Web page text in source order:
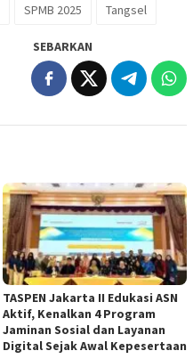
SPMB 2025 Tangsel
SEBARKAN
TASPEN Jakarta II Edukasi ASN
Aktif, Kenalkan 4 Program
Jaminan Sosial dan Layanan
Digital Sejak Awal Kepesertaan